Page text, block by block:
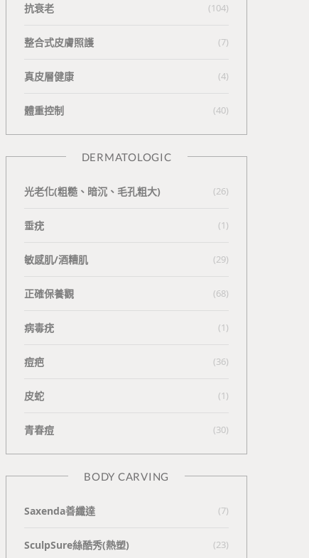
抗衰老 (104)
整合式皮膚照護 (7)
真皮層健康 (4)
體重控制 (40)
DERMATOLOGIC
光老化(粗糙、暗沉、毛孔粗大) (26)
垂疣 (1)
敏感肌/酒糟肌 (29)
正確保養觀 (68)
病毒疣 (1)
痘疤 (36)
皮蛇 (1)
青春痘 (30)
BODY CARVING
Saxenda善纖達 (7)
SculpSure絲酷秀(熱塑) (23)